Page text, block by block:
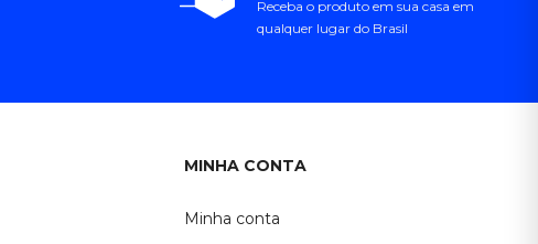
Receba o produto em sua casa em
qualquer lugar do Brasil
MINHA CONTA
Minha conta